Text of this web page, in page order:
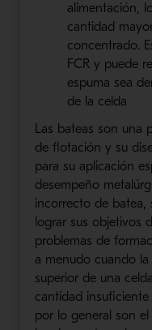
alimentación,
cantidad
concentrado.
FCR y puede
espuma sea
de la celda
Las bateas son una
de flotación y su
para su aplicación
desempeño
incorrecto de batea,
lograr sus objetivos
problemas de
a menudo cuando
superior de una
cantidad insuficiente
por lo general son